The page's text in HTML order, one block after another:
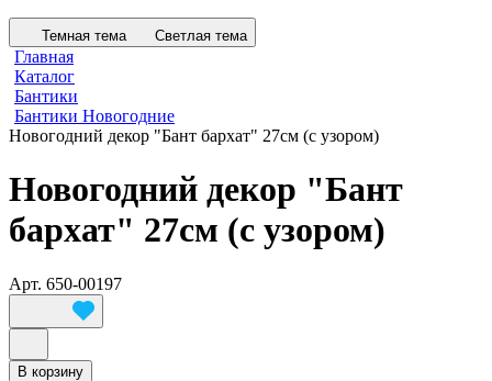
Темная тема Светлая тема
Главная
Каталог
Бантики
Бантики Новогодние
Новогодний декор "Бант бархат" 27см (с узором)
Новогодний декор "Бант
бархат" 27см (с узором)
Арт. 650-00197
В корзину